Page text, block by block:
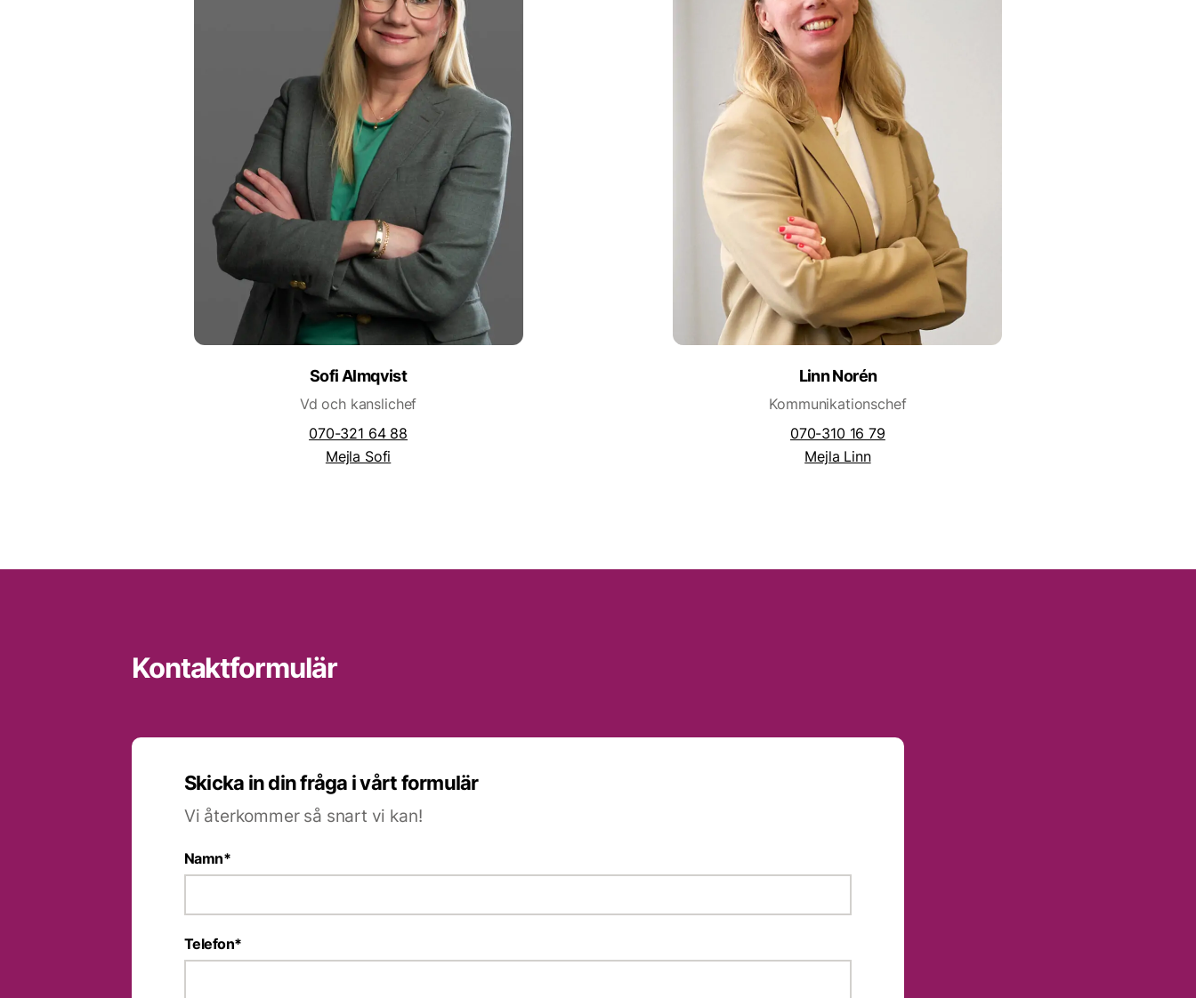
Sofi Almqvist
Vd och kanslichef
070-321 64 88
Mejla Sofi
Linn Norén
Kommunikationschef
070-310 16 79
Mejla Linn
Kontaktformulär
Skicka in din fråga i vårt formulär
Vi återkommer så snart vi kan!
Namn*
Telefon*